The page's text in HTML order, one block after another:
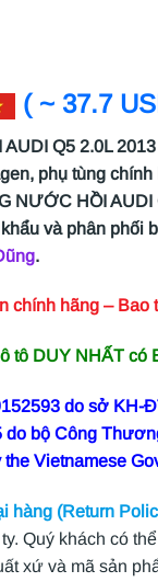
( ~ 37.7
Q5 2.0L
phụ tùng chính
NƯỚC HỒI AUDI
và phân phối
.
chính hãng – Bao
tô DUY NHẤT có
do sở KH-
do bộ Công
the Vietnamese
hàng (Return
Quý khách có
xứ và mã sản